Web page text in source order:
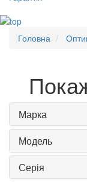
Головна
Марка
Модель
Серія